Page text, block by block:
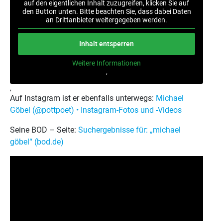
auf den eigentlichen Inhalt zuzugreifen, klicken Sie auf
den Button unten. Bitte beachten Sie, dass dabei Daten
an Drittanbieter weitergegeben werden.
Inhalt entsperren
Weitere Informationen
‚
‚
Auf Instagram ist er ebenfalls unterwegs: Michael
Göbel (@pottpoet) • Instagram-Fotos und -Videos
Seine BOD – Seite: Suchergebnisse für: „michael
göbel“ (bod.de)